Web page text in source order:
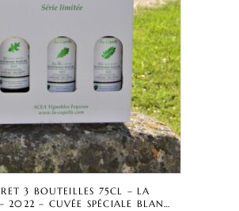
3 BOUTEILLES 75CL – LA
2022 – CUVÉE SPÉCIALE BLANC